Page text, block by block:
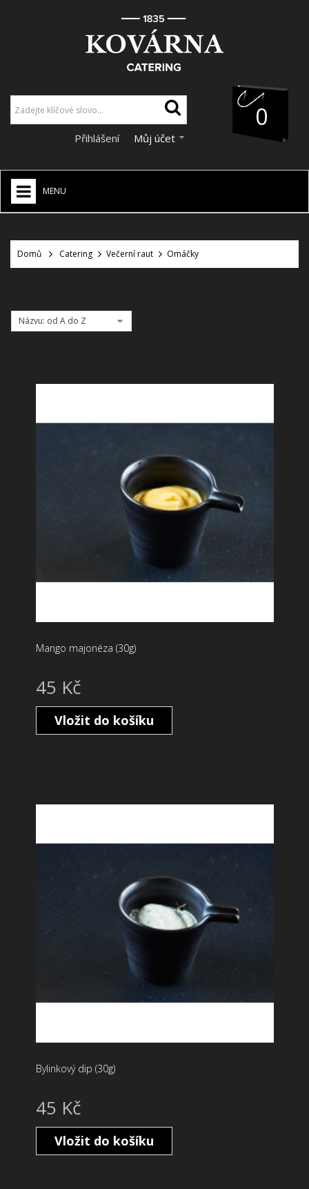
0
Přihlášení Můj účet
MENU
CATERING
SLUŽBY
NABÍZÍME
Domů Catering Večerní raut Omáčky
Názvu: od A do Z
Mango majonéza (30g)
45 Kč
Vložit do košíku
Bylinkový dip (30g)
45 Kč
Vložit do košíku